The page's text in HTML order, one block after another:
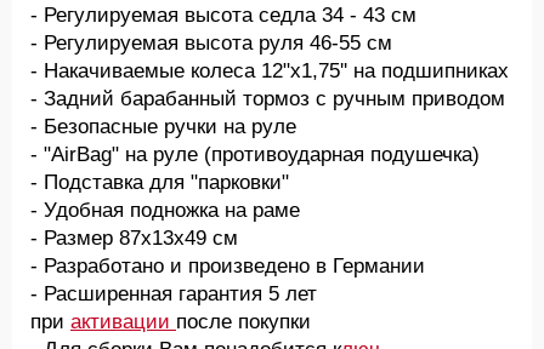
- Регулируемая высота седла 34 - 43 см
- Регулируемая высота руля 46-55 см
- Накачиваемые колеса 12"х1,75'' на подшипниках
- Задний барабанный тормоз с ручным приводом
- Безопасные ручки на руле
- "AirBag" на руле (противоударная подушечка)
- Подставка для "парковки"
- Удобная подножка на раме
- Размер 87х13х49 см
- Разработано и произведено в Германии
- Расширенная гарантия 5 лет
при активации после покупки